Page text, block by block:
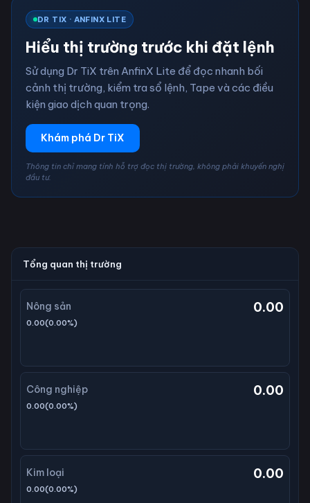
DR TIX · ANFINX LITE
Hiểu thị trường trước khi đặt lệnh
Sử dụng Dr TiX trên AnfinX Lite để đọc nhanh bối
cảnh thị trường, kiểm tra sổ lệnh, Tape và các điều
kiện giao dịch quan trọng.
Khám phá Dr TiX
Thông tin chỉ mang tính hỗ trợ đọc thị trường, không phải khuyến nghị
đầu tư.
Tổng quan thị trường
Nông sản 0.00
0.00(0.00%)
Công nghiệp 0.00
0.00(0.00%)
Kim loại 0.00
0.00(0.00%)